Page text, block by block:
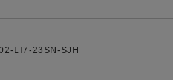
LI7-23SN-SJH